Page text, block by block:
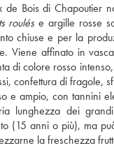
Bois di Chapoutier
roulés e argille rosse
chiuse e per la
Viene affinato in
di colore rosso
confettura di fragole,
e ampio, con tannini
lunghezza dei
(15 anni o più), ma
la freschezza